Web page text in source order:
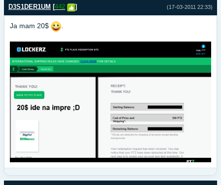
(17-03-2011 22:33)
D3S1DER1UM [442 ]
Ja mam 20$ .